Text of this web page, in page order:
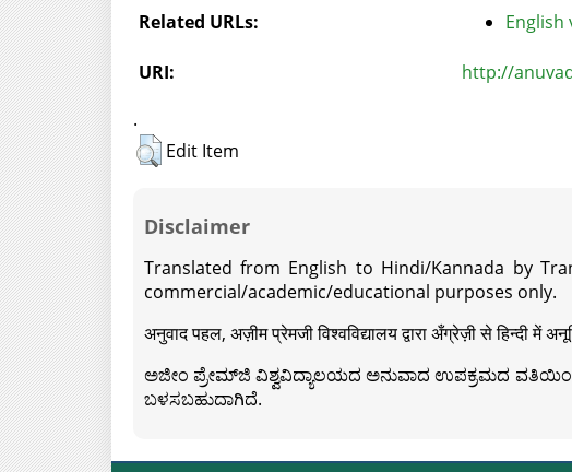
Related URLs: English
URI:
http://
.
Edit Item
Disclaimer
Translated from English to Hindi/Kannada by
commercial/academic/educational purposes only.
अनुवाद पहल, अज़ीम प्रेमजी विश्वविद्यालय द्वारा अँग्रेज़ी से हिन्दी
ಅಜೀಂ ಪ್ರೇಮ್‍ಜಿ ವಿಶ್ವವಿದ್ಯಾಲಯದ ಅನುವಾದ ಉಪಕ್ರಮದ ವತಿಯಿಂದ
ಬಳಸಬಹುದಾಗಿದೆ.